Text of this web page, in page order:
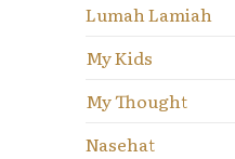
Lumah Lamiah
My Kids
My Thought
Nasehat